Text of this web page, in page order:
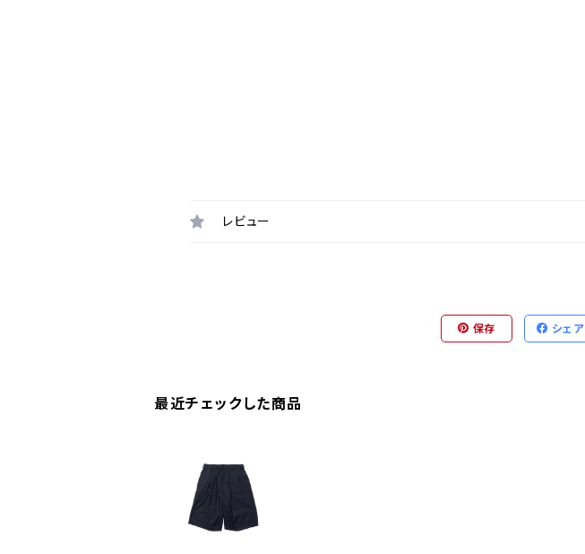
レビュー
保存 シェア
最近チェックした商品